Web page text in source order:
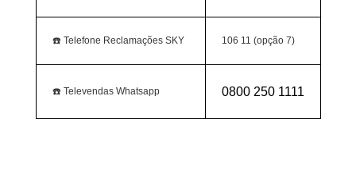
☎️ Telefone Reclamações SKY 106 11 (opção 7)
☎️ Televendas Whatsapp 0800 250 1111